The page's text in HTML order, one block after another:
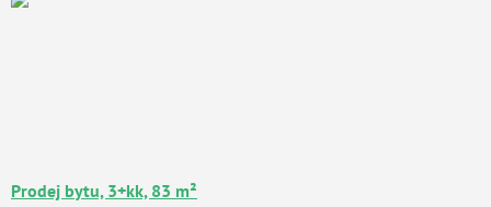
Prodej bytu, 3+kk, 83 m²